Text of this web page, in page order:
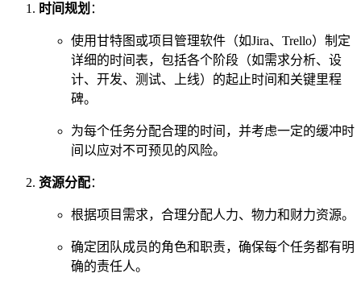
时间规划 ：
使用甘特图或项目管理软件（如Jira、Trello）制定
详细的时间表，包括各个阶段（如需求分析、设
计、开发、测试、上线）的起止时间和关键里程
碑。
为每个任务分配合理的时间，并考虑一定的缓冲时
间以应对不可预见的风险。
资源分配：
根据项目需求，合理分配人力、物力和财力资源。
确定团队成员的角色和职责，确保每个任务都有明
确的责任人。